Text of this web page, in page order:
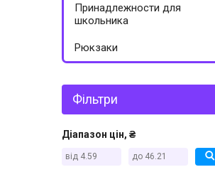
Принадлежности для
школьника
Рюкзаки
Фільтри
Діапазон цін, ₴